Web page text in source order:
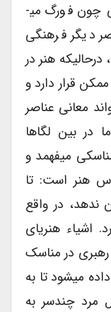
دارد به نحوی که فقط انسان­شناسی چون فورگ می­
دیگر فرهنگی
هنر در
قرار دارد و
معانی عناصر
در بین لگاها
می­فهمد و
هنر است: تا
در واقع
هنری­ای
در مناسک
می­شود تا به
مرد چندسر به